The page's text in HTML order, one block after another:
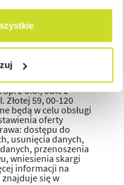
jest ASB
z o.o., obie z
Złotej 59, 00-120
będą w celu obsługi
oferty
dostępu do
usunięcia danych,
przenoszenia
wniesienia skargi
informacji na
się w